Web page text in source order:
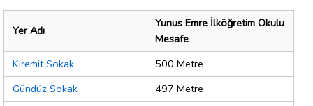
Yer Adı
Yunus Emre İlköğretim Okulu
Mesafe
Kiremit Sokak
500 Metre
Gündüz Sokak
497 Metre